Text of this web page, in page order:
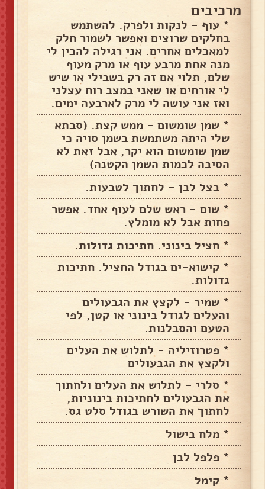
מרכיבים
* עוף - לנקות ולפרק. להשתמש
בחלקים שרוצים ואפשר לשמור חלק
למאכלים אחרים. אני רגילה להכין לי
מנה אחת מרבע עוף או מרק מעוף
שלם, תלוי אם זה רק בשבילי או שיש
לי אורחים או שאני במצב רוח עצלני
ואז אני עושה לי מרק לארבעה ימים.
* שמן שומשום - ממש קצת. (סבתא
שלי היתה משתמשת בשמן סויה כי
שמן שומשום הוא יקר, אבל זאת לא
הסיבה לכמות השמן הקטנה)
* בצל לבן - לחתוך לטבעות.
* שום - ראש שלם לעוף אחד. אפשר
פחות אבל לא מומלץ.
* חציל בינוני. חתיכות גדולות.
* קישוא-ים בגודל החציל. חתיכות
גדולות.
* שמיר - לקצץ את הגבעולים
והעלים לגודל בינוני או קטן, לפי
הטעם והסבלנות.
* פטרוזיליה - לתלוש את העלים
ולקצץ את הגבעולים
* סלרי - לתלוש את העלים ולחתוך
את הגבעולים לחתיכות בינוניות,
לחתוך את השורש בגודל סלט גס.
* מלח בישול
* פלפל לבן
* קימל